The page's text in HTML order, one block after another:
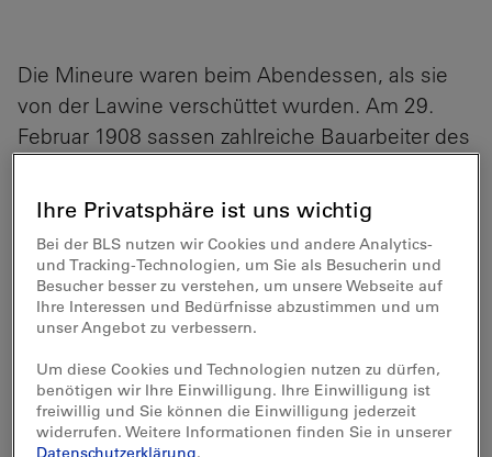
Die Mineure waren beim Abendessen, als sie
von der Lawine verschüttet wurden. Am 29.
Februar 1908 sassen zahlreiche Bauarbeiter des
Goppenstein, der ihnen als Hotel und
Restaurant diente, als sich 1000 Meter über
ihnen tonnenschwere Schneemassen in
Bewegung setzten. Sekunden später wurde
Goppenstein unter dem Schnee begraben. Die
Bahnstation und zerstörte die Unterkunft der
Tunnelarbeiter. Zwölf Mineure starben.
Das Lawinenunglück markierte den Beginn
Ihre Privatsphäre ist uns wichtig
Bei der BLS nutzen wir Cookies und andere Analytics-
und Tracking-Technologien, um Sie als Besucherin und
Besucher besser zu verstehen, um unsere Webseite auf
Ihre Interessen und Bedürfnisse abzustimmen und um
unser Angebot zu verbessern.
Um diese Cookies und Technologien nutzen zu dürfen,
benötigen wir Ihre Einwilligung. Ihre Einwilligung ist
freiwillig und Sie können die Einwilligung jederzeit
widerrufen. Weitere Informationen finden Sie in unserer
Datenschutzerklärung.